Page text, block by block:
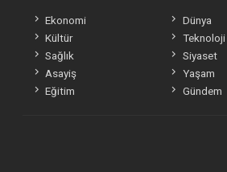
Ekonomi
Dünya
Kültür
Teknoloji
Sağlık
Siyaset
Asayiş
Yaşam
Eğitim
Gündem